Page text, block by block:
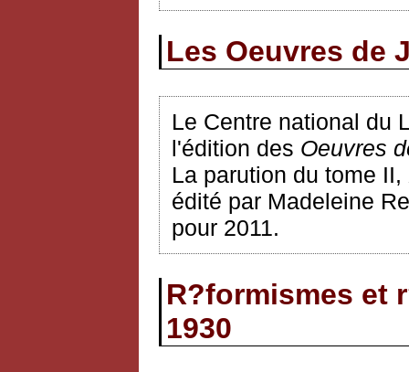
Les Oeuvres de
Le Centre national du
l'édition des Oeuvres
La parution du tome II,
édité par Madeleine
pour 2011.
R?formismes et
1930